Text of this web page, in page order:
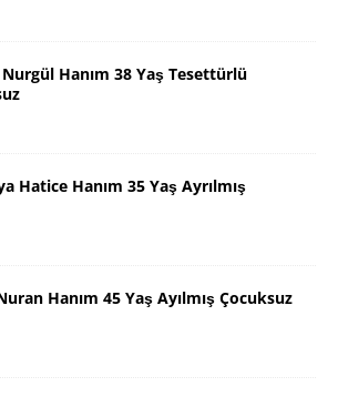
Hanım 38 Yaş Tesettürlü
Hatice Hanım 35 Yaş Ayrılmış
Hanım 45 Yaş Ayılmış Çocuksuz